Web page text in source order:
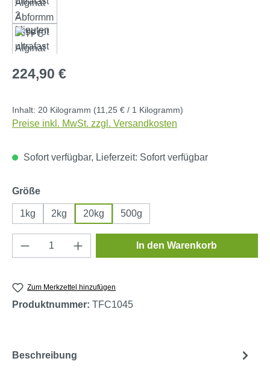
Regulärer Preis:
224,90 €
Inhalt: 20 Kilogramm (11,25 € / 1 Kilogramm)
Preise inkl. MwSt. zzgl. Versandkosten
Sofort verfügbar, Lieferzeit: Sofort verfügbar
Größeauswählen
1kg 2kg 20kg 500g
Produkt Anzahl: Gib den gewünschten
In den Warenkorb
Zum Merkzettel hinzufügen
Produktnummer: TFC1045
Beschreibung